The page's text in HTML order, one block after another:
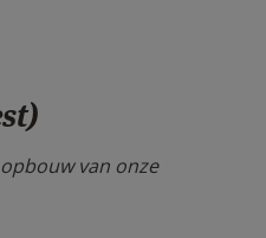
van onze